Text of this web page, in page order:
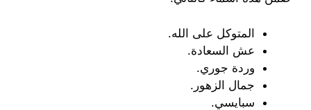
المتوكل على الله.
عش السعادة.
وردة جوري.
جمال الزهور.
سبايسي.